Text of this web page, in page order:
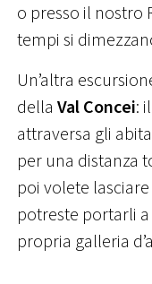
o presso il nostro
tempi si
Un’altra
della Val Concei:
attraversa gli
per una distanza
poi volete
potreste portarli a
propria galleria